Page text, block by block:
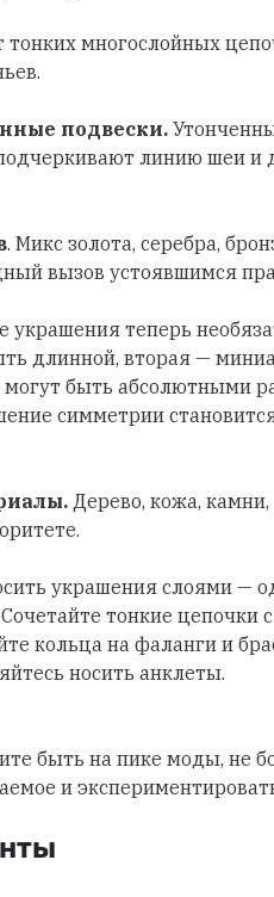
тонких многослойных
подвески.
линию шеи и
. Микс золота, серебра,
вызов устоявшимся
украшения теперь
длинной, вторая —
могут быть абсолютными
симметрии
Дерево, кожа,
украшения слоями —
тонкие цепочки
кольца на фаланги и
носить анклеты.
быть на пике моды, не
и